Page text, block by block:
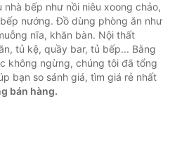
bếp như nồi niêu xoong chảo,
nướng. Đồ dùng phòng ăn như
nĩa, khăn bàn. Nội thất
tủ kệ, quầy bar, tủ bếp... Bằng
không ngừng, chúng tôi đã tổng
bạn so sánh giá, tìm giá rẻ nhất
bán hàng.